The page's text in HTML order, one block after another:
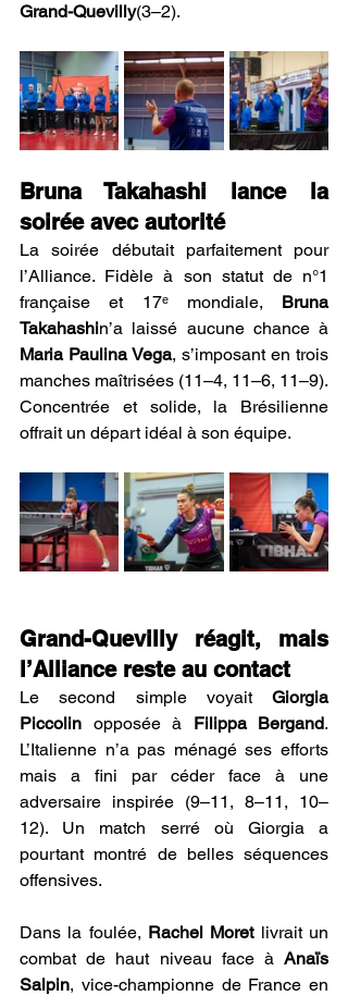
Grand-Quevilly(3–2).
Bruna Takahashi lance la
soirée avec autorité
La soirée débutait parfaitement pour
l’Alliance. Fidèle à son statut de n°1
française et 17ᵉ mondiale, Bruna
Takahashi
Maria Paulina Vega, s’imposant en trois
manches maîtrisées (11–4, 11–6, 11–9).
Concentrée et solide, la Brésilienne
offrait un départ idéal à son équipe.
Grand-Quevilly réagit, mais
l’Alliance reste au contact
Le second simple voyait Giorgia
Piccolin opposée à Filippa Bergand.
L’Italienne n’a pas ménagé ses efforts
mais a fini par céder face à une
adversaire inspirée (9–11, 8–11, 10–
12). Un match serré où Giorgia a
pourtant montré de belles séquences
offensives.
Dans la foulée, Rachel Moret livrait un
combat de haut niveau face à Anaïs
Salpin, vice-championne de France en